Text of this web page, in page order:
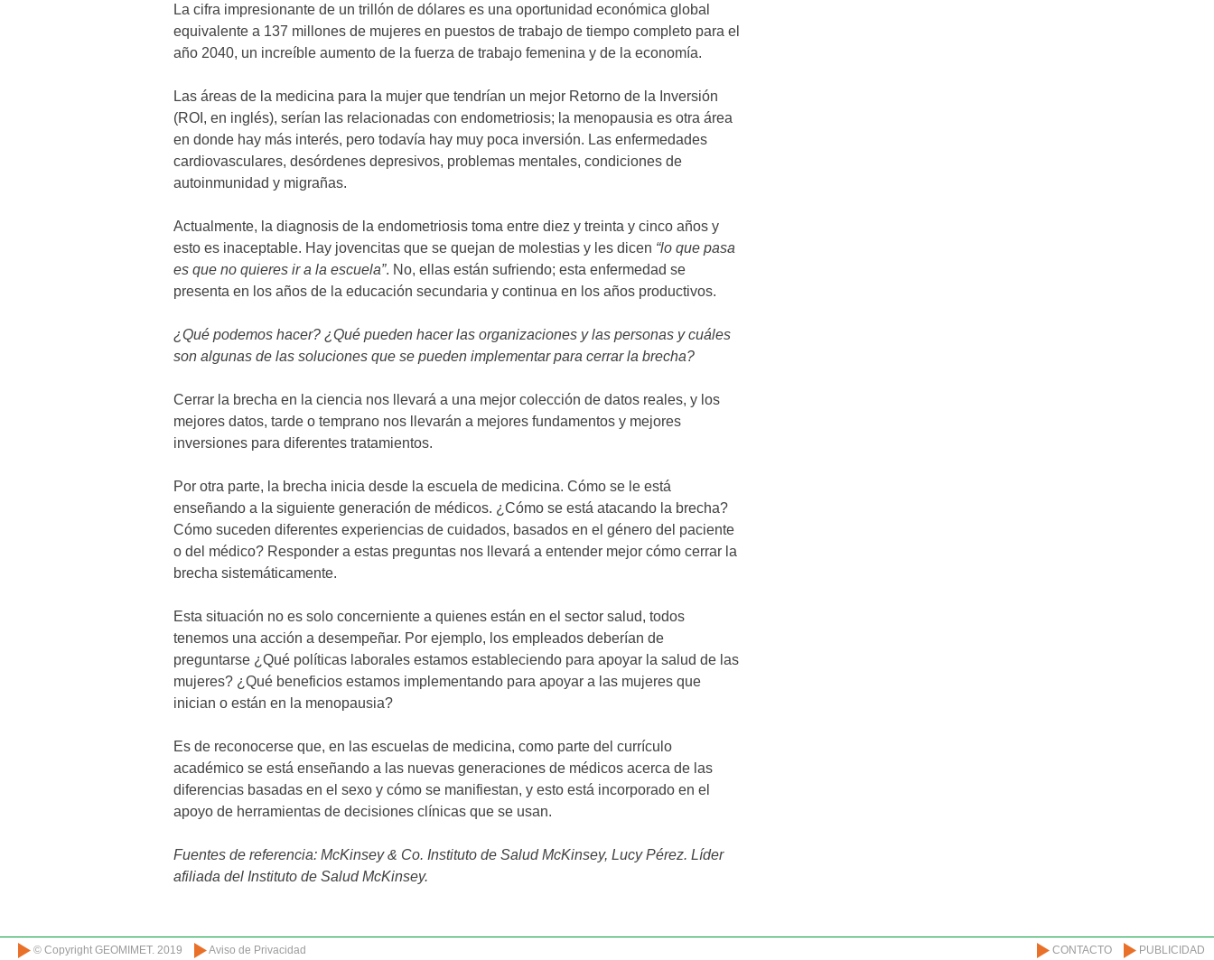
La cifra impresionante de un trillón de dólares es una oportunidad económica global
equivalente a 137 millones de mujeres en puestos de trabajo de tiempo completo para el
año 2040, un increíble aumento de la fuerza de trabajo femenina y de la economía.
Las áreas de la medicina para la mujer que tendrían un mejor Retorno de la Inversión
(ROI, en inglés), serían las relacionadas con endometriosis; la menopausia es otra área
en donde hay más interés, pero todavía hay muy poca inversión. Las enfermedades
cardiovasculares, desórdenes depresivos, problemas mentales, condiciones de
autoinmunidad y migrañas.
Actualmente, la diagnosis de la endometriosis toma entre diez y treinta y cinco años y
esto es inaceptable. Hay jovencitas que se quejan de molestias y les dicen “lo que pasa
es que no quieres ir a la escuela”. No, ellas están sufriendo; esta enfermedad se
presenta en los años de la educación secundaria y continua en los años productivos.
¿Qué podemos hacer? ¿Qué pueden hacer las organizaciones y las personas y cuáles
son algunas de las soluciones que se pueden implementar para cerrar la brecha?
Cerrar la brecha en la ciencia nos llevará a una mejor colección de datos reales, y los
mejores datos, tarde o temprano nos llevarán a mejores fundamentos y mejores
inversiones para diferentes tratamientos.
Por otra parte, la brecha inicia desde la escuela de medicina. Cómo se le está
enseñando a la siguiente generación de médicos. ¿Cómo se está atacando la brecha?
Cómo suceden diferentes experiencias de cuidados, basados en el género del paciente
o del médico? Responder a estas preguntas nos llevará a entender mejor cómo cerrar la
brecha sistemáticamente.
Esta situación no es solo concerniente a quienes están en el sector salud, todos
tenemos una acción a desempeñar. Por ejemplo, los empleados deberían de
preguntarse ¿Qué políticas laborales estamos estableciendo para apoyar la salud de las
mujeres? ¿Qué beneficios estamos implementando para apoyar a las mujeres que
inician o están en la menopausia?
Es de reconocerse que, en las escuelas de medicina, como parte del currículo
académico se está enseñando a las nuevas generaciones de médicos acerca de las
diferencias basadas en el sexo y cómo se manifiestan, y esto está incorporado en el
apoyo de herramientas de decisiones clínicas que se usan.
Fuentes de referencia: McKinsey & Co. Instituto de Salud McKinsey, Lucy Pérez. Líder
afiliada del Instituto de Salud McKinsey.
© Copyright GEOMIMET. 2019 Aviso de Privacidad CONTACTO PUBLICIDAD